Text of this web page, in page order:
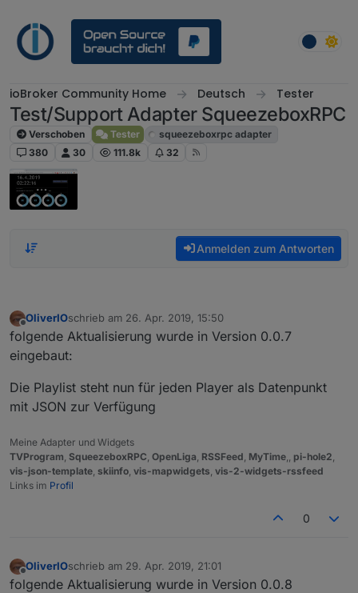
ioBroker Community Home Deutsch Tester
Test/Support Adapter SqueezeboxRPC
Verschoben Tester
squeezeboxrpc adapter
380
30 111.8k 32
Anmelden zum Antworten
Offline
OliverIOschrieb am 26. Apr. 2019, 15:50
zuletzt editiert von
folgende Aktualisierung wurde in Version 0.0.7
eingebaut:
Die Playlist steht nun für jeden Player als Datenpunkt
mit JSON zur Verfügung
Meine Adapter und Widgets
TVProgram, SqueezeboxRPC, OpenLiga, RSSFeed, MyTime,, pi-hole2,
vis-json-template, skiinfo, vis-mapwidgets, vis-2-widgets-rssfeed
Links im Profil
0
Offline
OliverIOschrieb am 29. Apr. 2019, 21:01
zuletzt editiert von
folgende Aktualisierung wurde in Version 0.0.8